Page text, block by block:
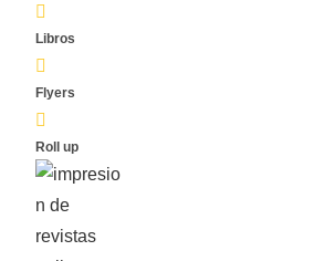
Libros
Flyers
Roll up